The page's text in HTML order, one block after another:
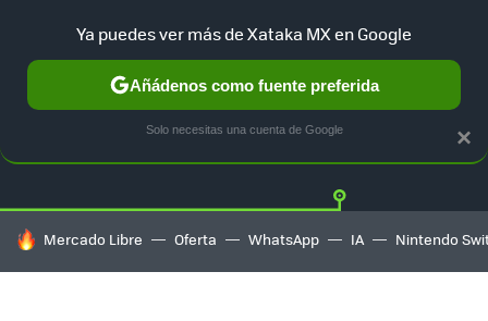
Twitter
HOY SE HABLA DE
Mercado Libre Oferta WhatsApp IA Nintendo
×
Ya puedes ver más de Xataka MX en Google
Añádenos como fuente preferida
Solo necesitas una cuenta de Google